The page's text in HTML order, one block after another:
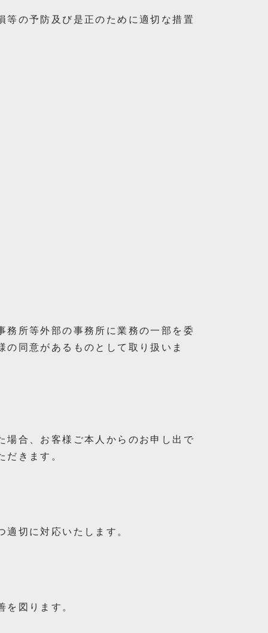
の予防及び是正のために適切な措置
所等外部の事務所に業務の一部を委
同意があるものとして取り扱いま
場合、お客様ご本人からのお申し出で
きます。
切に対応いたします。
図ります。